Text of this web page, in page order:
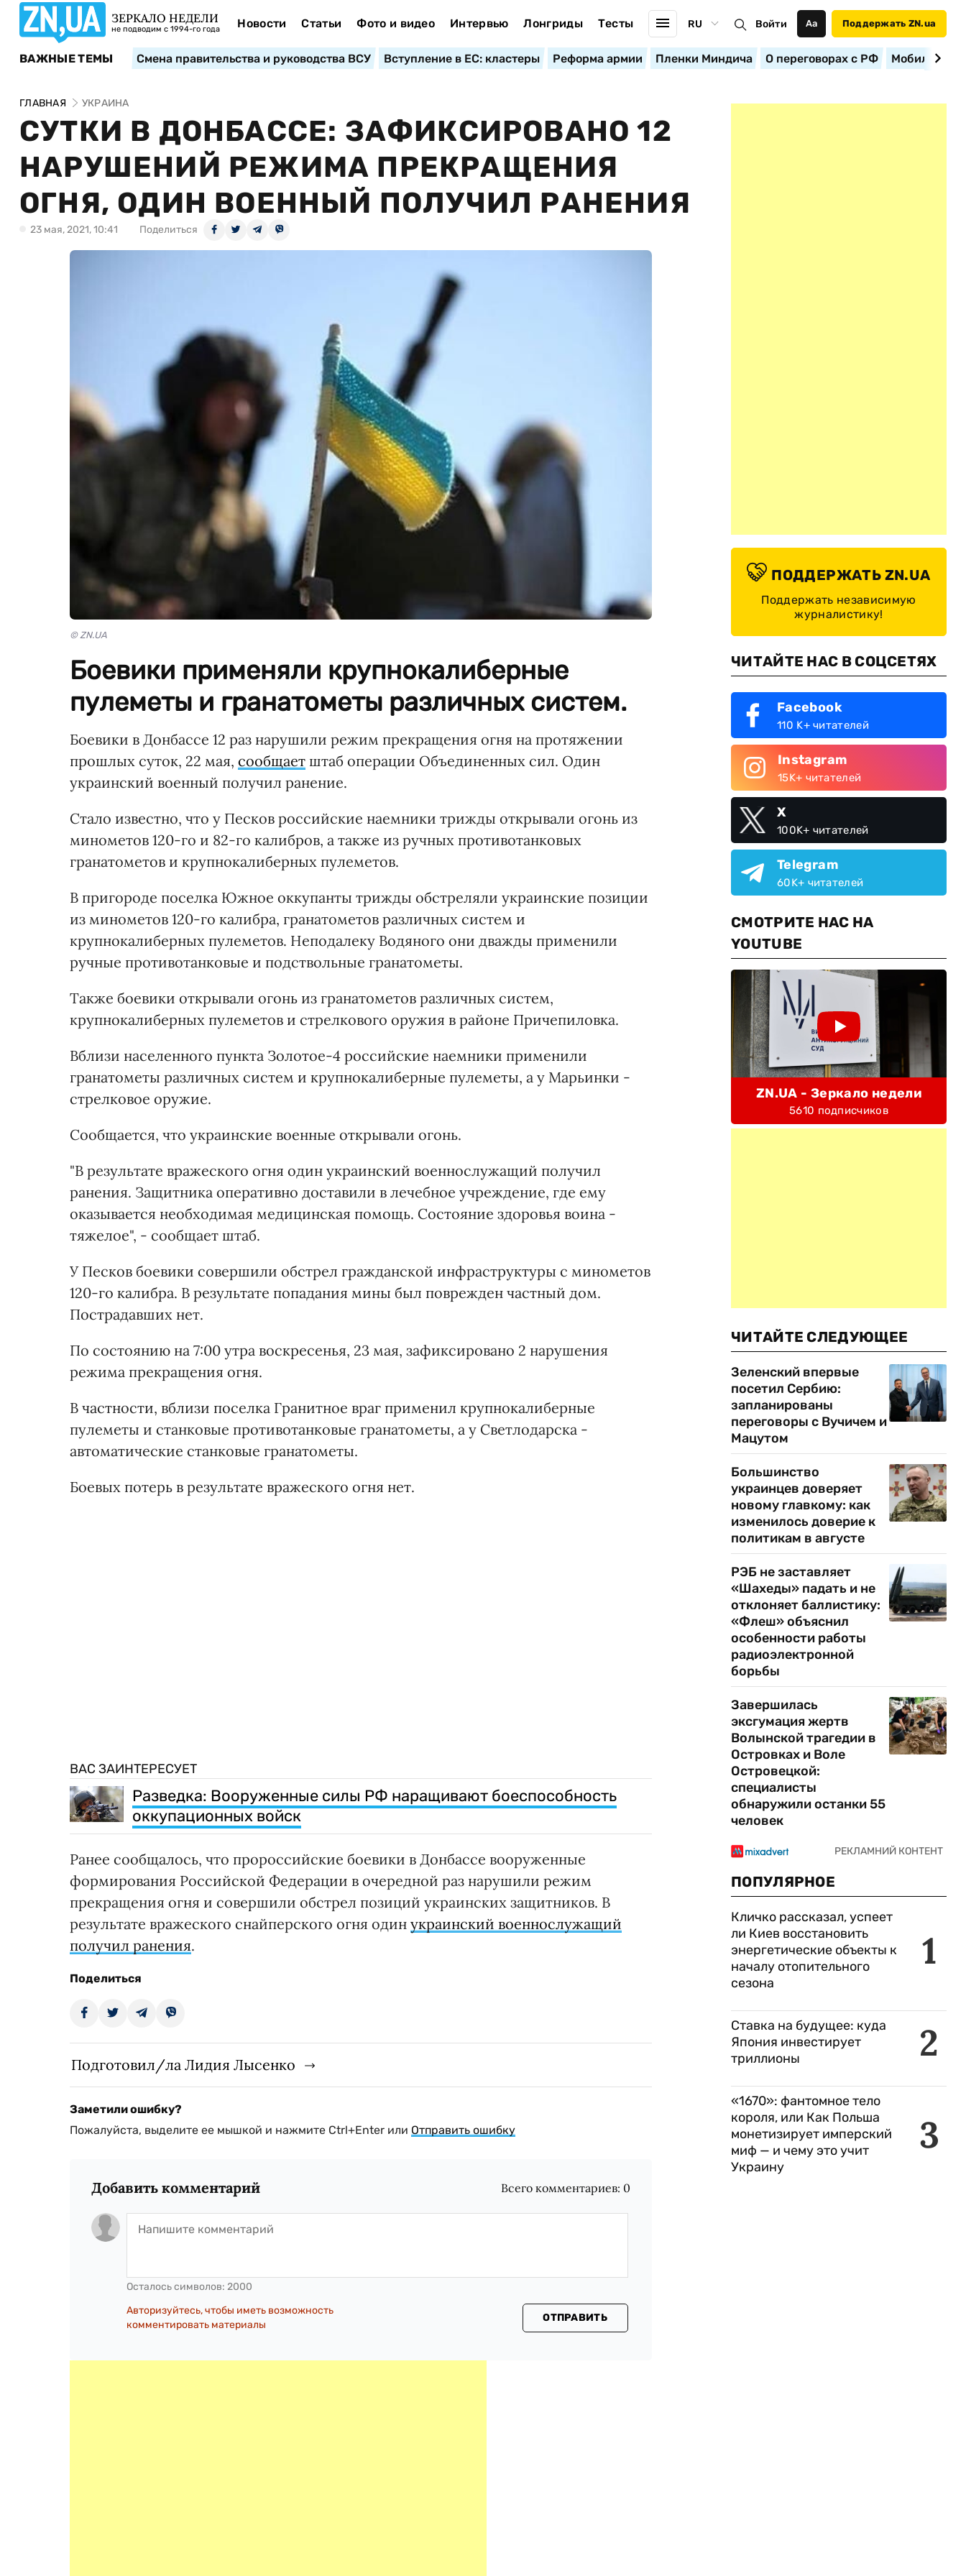
ЗЕРКАЛО НЕДЕЛИ
не подводим с 1994-го года Новости Статьи Фото и видео Интервью Лонгриды Тесты RU Войти Аа Поддержать ZN.ua
ВАЖНЫЕ ТЕМЫ Смена правительства и руководства ВСУ Вступление в ЕС: кластеры Реформа армии Пленки Миндича О переговорах с РФ
ГЛАВНАЯ УКРАИНА
СУТКИ В ДОНБАССЕ: ЗАФИКСИРОВАНО 12
НАРУШЕНИЙ РЕЖИМА ПРЕКРАЩЕНИЯ
ОГНЯ, ОДИН ВОЕННЫЙ ПОЛУЧИЛ РАНЕНИЯ
23 мая, 2021, 10:41 Поделиться
© ZN.UA
Боевики применяли крупнокалиберные
пулеметы и гранатометы различных систем.
Боевики в Донбассе 12 раз нарушили режим прекращения огня на протяжении
прошлых суток, 22 мая, сообщает штаб операции Объединенных сил. Один
украинский военный получил ранение.
Стало известно, что у Песков российские наемники трижды открывали огонь из
минометов 120-го и 82-го калибров, а также из ручных противотанковых
гранатометов и крупнокалиберных пулеметов.
В пригороде поселка Южное оккупанты трижды обстреляли украинские позиции
из минометов 120-го калибра, гранатометов различных систем и
крупнокалиберных пулеметов. Неподалеку Водяного они дважды применили
ручные противотанковые и подствольные гранатометы.
Также боевики открывали огонь из гранатометов различных систем,
крупнокалиберных пулеметов и стрелкового оружия в районе Причепиловка.
Вблизи населенного пункта Золотое-4 российские наемники применили
гранатометы различных систем и крупнокалиберные пулеметы, а у Марьинки -
стрелковое оружие.
Сообщается, что украинские военные открывали огонь.
"В результате вражеского огня один украинский военнослужащий получил
ранения. Защитника оперативно доставили в лечебное учреждение, где ему
оказывается необходимая медицинская помощь. Состояние здоровья воина -
тяжелое", - сообщает штаб.
У Песков боевики совершили обстрел гражданской инфраструктуры с минометов
120-го калибра. В результате попадания мины был поврежден частный дом.
Пострадавших нет.
По состоянию на 7:00 утра воскресенья, 23 мая, зафиксировано 2 нарушения
режима прекращения огня.
В частности, вблизи поселка Гранитное враг применил крупнокалиберные
пулеметы и станковые противотанковые гранатометы, а у Светлодарска -
автоматические станковые гранатометы.
Боевых потерь в результате вражеского огня нет.
ВАС ЗАИНТЕРЕСУЕТ
Разведка: Вооруженные силы РФ наращивают боеспособность
оккупационных войск
Ранее сообщалось, что пророссийские боевики в Донбассе вооруженные
формирования Российской Федерации в очередной раз нарушили режим
прекращения огня и совершили обстрел позиций украинских защитников. В
результате вражеского снайперского огня один украинский военнослужащий
получил ранения.
Поделиться
Подготовил/ла Лидия Лысенко
Заметили ошибку?
Пожалуйста, выделите ее мышкой и нажмите Ctrl+Enter или Отправить ошибку
Добавить комментарий Всего комментариев: 0
Осталось символов: 2000
Авторизуйтесь, чтобы иметь возможность
комментировать материалы
ОТПРАВИТЬ
ПОДДЕРЖАТЬ ZN.UA
Поддержать независимую
журналистику!
ЧИТАЙТЕ НАС В СОЦСЕТЯХ
Facebook
110 K+ читателей
Instagram
15K+ читателей
X
100K+ читателей
Telegram
60K+ читателей
СМОТРИТЕ НАС НА
YOUTUBE
ZN.UA - Зеркало недели
5610 подписчиков
ЧИТАЙТЕ СЛЕДУЮЩЕЕ
Зеленский впервые
посетил Сербию:
запланированы
переговоры с Вучичем и
Мацутом
Большинство
украинцев доверяет
новому главкому: как
изменилось доверие к
политикам в августе
РЭБ не заставляет
«Шахеды» падать и не
отклоняет баллистику:
«Флеш» объяснил
особенности работы
радиоэлектронной
борьбы
Завершилась
эксгумация жертв
Волынской трагедии в
Островках и Воле
Островецкой:
специалисты
обнаружили останки 55
человек
ПОПУЛЯРНОЕ
1
Кличко рассказал, успеет
ли Киев восстановить
энергетические объекты к
началу отопительного
сезона
2
Ставка на будущее: куда
Япония инвестирует
триллионы
3
«1670»: фантомное тело
короля, или Как Польша
монетизирует имперский
миф — и чему это учит
Украину